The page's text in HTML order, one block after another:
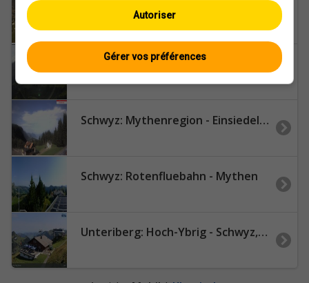
Schwyz › Westen: Talkessel
Schwyz: Hoch-Ybrig
Schwyz: Mythenregion - Einsiedeln (Talstation Handgruobi)
Schwyz: Rotenfluebahn - Mythen
Unteriberg: Hoch-Ybrig - Schwyz, Schweiz
Autoriser
Gérer vos préférences